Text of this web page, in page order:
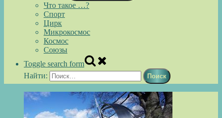
Что такое …?
Спорт
Цирк
Микрокосмос
Космос
Союзы
Toggle search form
Найти: